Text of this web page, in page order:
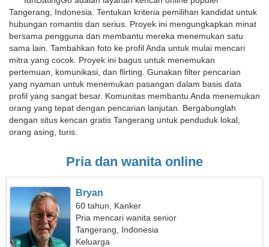
Tangerang, Indonesia. Tentukan kriteria pemilihan kandidat untuk
hubungan romantis dan serius. Proyek ini mengungkapkan minat
bersama pengguna dan membantu mereka menemukan satu
sama lain. Tambahkan foto ke profil Anda untuk mulai mencari
mitra yang cocok. Proyek ini bagus untuk menemukan
pertemuan, komunikasi, dan flirting. Gunakan filter pencarian
yang nyaman untuk menemukan pasangan dalam basis data
profil yang sangat besar. Komunitas membantu Anda menemukan
orang yang tepat dengan pencarian lanjutan. Bergabunglah
dengan situs kencan gratis Tangerang untuk penduduk lokal,
orang asing, turis.
Pria dan wanita online
Bryan
60 tahun, Kanker
Pria mencari wanita senior
Tangerang, Indonesia
Keluarga